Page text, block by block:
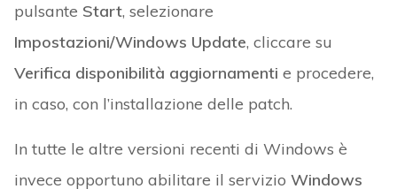
pulsante Start, selezionare
Impostazioni/Windows Update, cliccare su
Verifica disponibilità aggiornamenti e procedere,
in caso, con l’installazione delle patch.
In tutte le altre versioni recenti di Windows è
invece opportuno abilitare il servizio Windows